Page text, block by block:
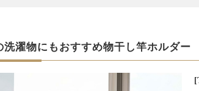
洗濯物にもおすすめ物干し竿ホルダー